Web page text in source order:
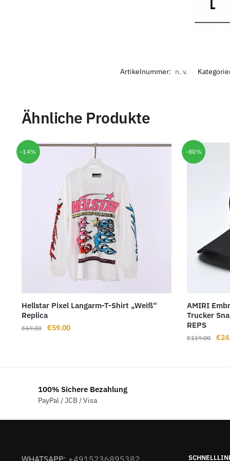
Artikelnummer: n. v.
Ähnliche Produkte
-14%
Hellstar Pixel Langarm-T-Shirt „Weiß“
Replica
€69.00
Ursprünglicher
€59.00Aktueller
-80%
AMIRI
Trucker
REPS
€119.00 €
100% Sichere Bezahlung
PayPal / JCB / Visa
WHATSAPP: +4915236895382